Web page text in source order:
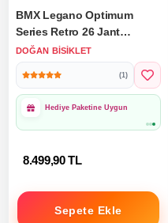
BMX Legano Optimum
Series Retro 26 Jant
Bisiklet Pembe - 21 Vites 26
Jant Bisiklet
DOĞAN BISIKLET
(1)
Hediye Paketine Uygun
8.499,90 TL
Sepete Ekle